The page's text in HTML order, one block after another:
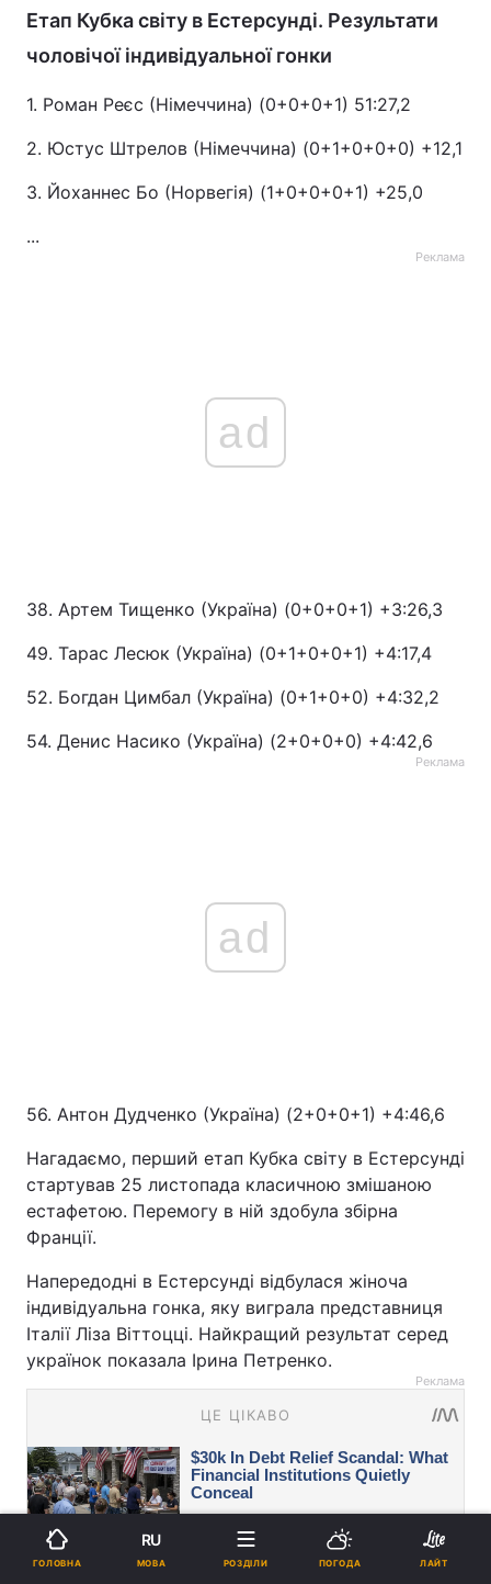
Етап Кубка світу в Естерсунді. Результати
чоловічої індивідуальної гонки
1. Роман Реєс (Німеччина) (0+0+0+1) 51:27,2
2. Юстус Штрелов (Німеччина) (0+1+0+0+0) +12,1
3. Йоханнес Бо (Норвегія) (1+0+0+0+1) +25,0
...
Реклама
ad
38. Артем Тищенко (Україна) (0+0+0+1) +3:26,3
49. Тарас Лесюк (Україна) (0+1+0+0+1) +4:17,4
52. Богдан Цимбал (Україна) (0+1+0+0) +4:32,2
54. Денис Насико (Україна) (2+0+0+0) +4:42,6
Реклама
ad
56. Антон Дудченко (Україна) (2+0+0+1) +4:46,6
Нагадаємо, перший етап Кубка світу в Естерсунді
стартував 25 листопада класичною змішаною
естафетою. Перемогу в ній здобула збірна
Франції.
Напередодні в Естерсунді відбулася жіноча
індивідуальна гонка, яку виграла представниця
Італії Ліза Віттоцці. Найкращий результат серед
українок показала Ірина Петренко.
Реклама
ГОЛОВНА
RU
МОВА РОЗДІЛИ ПОГОДА ЛАЙТ